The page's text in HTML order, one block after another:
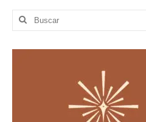
Buscar